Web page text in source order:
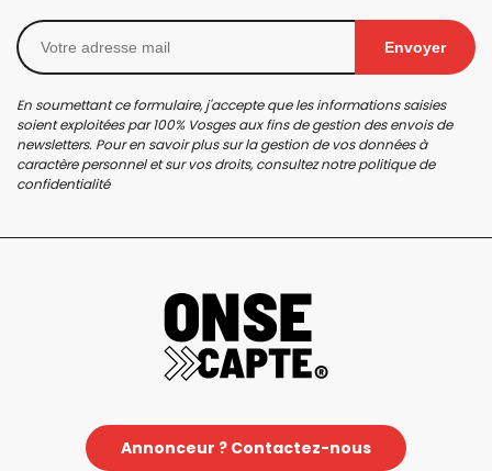
Envoyer
En soumettant ce formulaire, j'accepte que les informations saisies
soient exploitées par 100% Vosges aux fins de gestion des envois de
newsletters. Pour en savoir plus sur la gestion de vos données à
caractère personnel et sur vos droits, consultez notrepolitique de
confidentialité
Annonceur ? Contactez-nous